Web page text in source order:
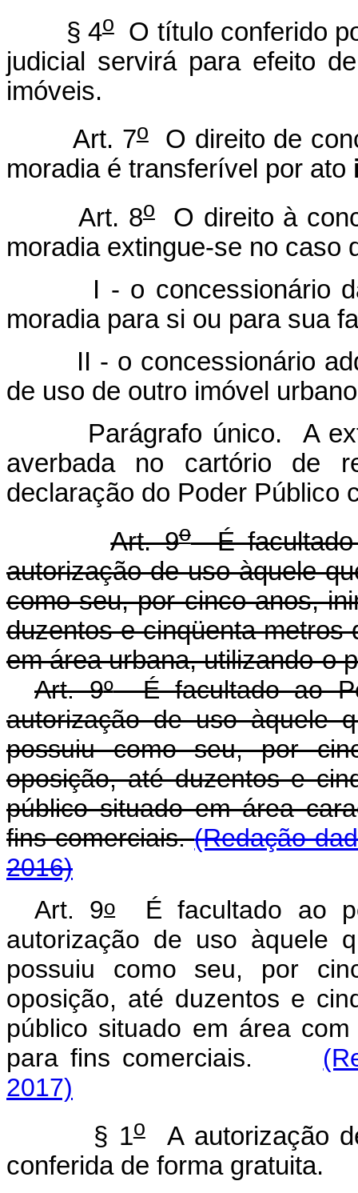
§ 4oO título conferido
judicial servirá para efeito
imóveis.
Art. 7oO direito de
moradia é transferível por ato
Art. 8oO direito à
moradia extingue-se no caso
I - o concessionário dar
moradia para si ou para sua
II - o concessionário
de uso de outro imóvel
Parágrafo único. A
averbada no cartório de
declaração do Poder Público
Art. 9oÉ facultado
autorização de uso àquele
como seu, por cinco anos,
duzentos e cinqüenta metros
em área urbana, utilizando-o
Art. 9ºÉ facultado ao
autorização de uso àquele
possuiu como seu, por
oposição, até duzentos e
público situado em área
fins comerciais.(Redação
2016)
Art. 9oÉ facultado ao
autorização de uso àquele
possuiu como seu, por
oposição, até duzentos e
público situado em área
para fins comerciais.
2017)
§ 1oA autorização
conferida de forma gratuita.